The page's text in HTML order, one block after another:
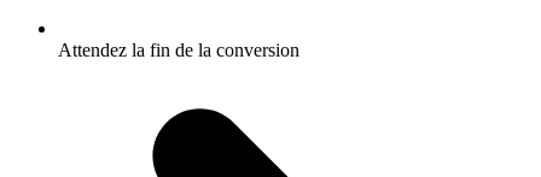
Attendez la fin de la conversion